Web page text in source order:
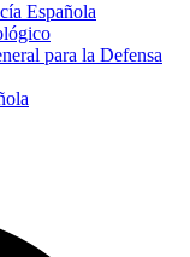
Española
para la Defensa